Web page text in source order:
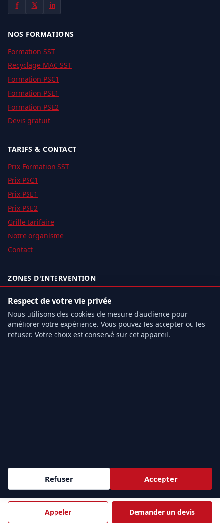
Appeler Demander un devis
f 𝕏 in
NOS FORMATIONS
Formation SST
Recyclage MAC SST
Formation PSC1
Formation PSE1
Formation PSE2
Devis gratuit
TARIFS & CONTACT
Prix Formation SST
Prix PSC1
Prix PSE1
Prix PSE2
Grille tarifaire
Notre organisme
Contact
ZONES D'INTERVENTION
partout en France et
entreprise
e
). Nous formons vos équipes au plus
près de vos sites.
Levallois-Perret
Colombes
SEINE-SAINT-DENIS 93
Saint-Denis
VAL-DE-MARNE 94
Créteil
Respect de votre vie privée
Nous utilisons des cookies de mesure d'audience pour
améliorer votre expérience. Vous pouvez les accepter ou les
refuser. Votre choix est conservé sur cet appareil.
Refuser Accepter